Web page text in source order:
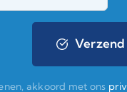
akkoord met ons